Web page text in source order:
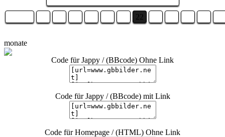
22
monate
Code für Jappy / (BBcode) Ohne Link
Code für Jappy / (BBcode) mit Link
Code für Homepage / (HTML) Ohne Link